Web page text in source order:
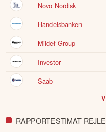
Novo Nordisk
Handelsbanken
Mildef Group
Investor
Saab
RAPPORTESTIMAT